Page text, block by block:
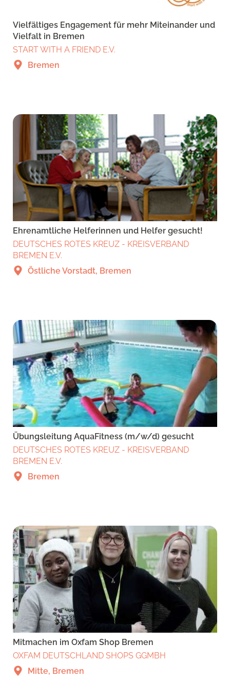
Vielfältiges Engagement für mehr Miteinander und
Vielfalt in Bremen
START WITH A FRIEND E.V.
Bremen
Ehrenamtliche Helferinnen und Helfer gesucht!
DEUTSCHES ROTES KREUZ - KREISVERBAND
BREMEN E.V.
Östliche Vorstadt, Bremen
Übungsleitung AquaFitness (m/w/d) gesucht
DEUTSCHES ROTES KREUZ - KREISVERBAND
BREMEN E.V.
Bremen
Mitmachen im Oxfam Shop Bremen
OXFAM DEUTSCHLAND SHOPS GGMBH
Mitte, Bremen